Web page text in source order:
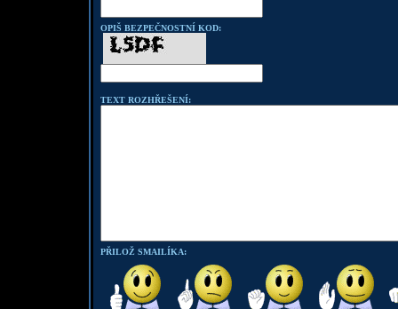
OPIŠ BEZPEČNOSTNÍ KOD:
TEXT ROZHŘEŠENÍ:
PŘILOŽ SMAILÍKA: